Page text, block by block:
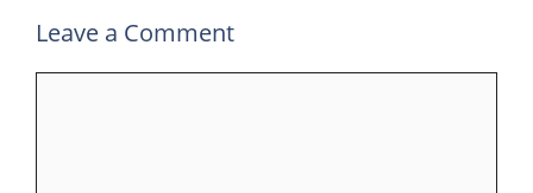
Leave a Comment